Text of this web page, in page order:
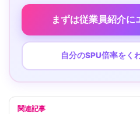
まずは従業員紹介に
自分のSPU倍率をく
関連記事